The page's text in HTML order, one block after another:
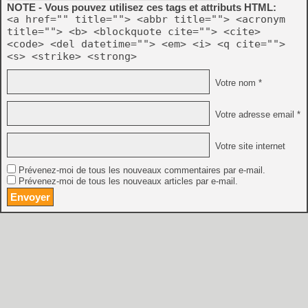
NOTE - Vous pouvez utilisez ces tags et attributs HTML:
<a href="" title=""> <abbr title=""> <acronym
title=""> <b> <blockquote cite=""> <cite>
<code> <del datetime=""> <em> <i> <q cite="">
<s> <strike> <strong>
Votre nom *
Votre adresse email *
Votre site internet
Prévenez-moi de tous les nouveaux commentaires par e-mail.
Prévenez-moi de tous les nouveaux articles par e-mail.